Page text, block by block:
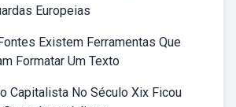
Europeias
Existem Ferramentas Que
Formatar Um Texto
Capitalista No Século Xix Ficou